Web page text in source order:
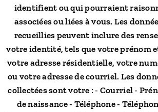
identifient ou qui pourraient
associées ou liées à vous. Les
recueillies peuvent inclure des
votre identité, tels que votre prénom
votre adresse résidentielle, votre
ou votre adresse de courriel. Les
collectées sont votre : - Courriel -
de naissance - Téléphone -